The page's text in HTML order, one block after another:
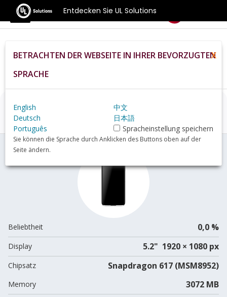
Entdecken Sie UL Solutions
Benchmarks
Home De Hardware
Phone
Alcatel+Idol+4+review
Alcatel Idol 4 Übersicht
Beliebtheit 0,0 %
Display 5.2" 1920 × 1080 px
Chipsatz Snapdragon 617 (MSM8952)
Memory 3072 MB
BETRACHTEN DER WEBSEITE IN IHRER BEVORZUGTEN
SPRACHE
X
English
中文
Deutsch
日本語
Português
Spracheinstellung speichern
Sie können die Sprache durch Anklicken des Buttons oben auf der
Seite ändern.